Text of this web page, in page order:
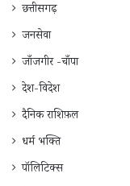
छत्तीसगढ़
जनसेवा
जाँजगीर -चाँपा
देश-विदेश
दैनिक राशिफ़ल
धर्म भक्ति
पॉलिटिक्स